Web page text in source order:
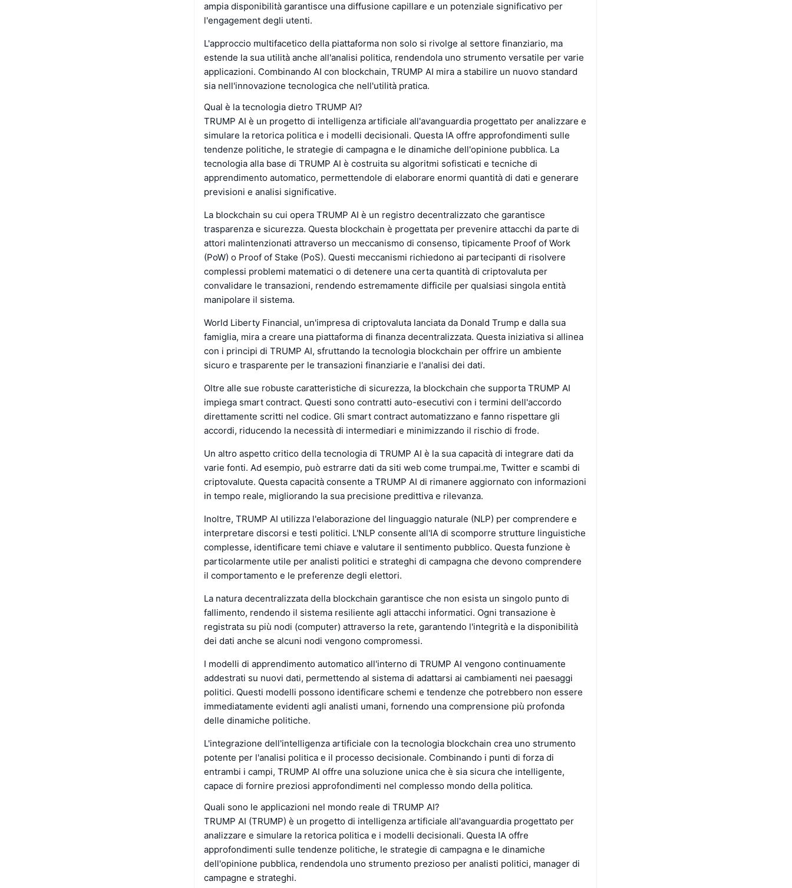
ampia disponibilità garantisce una diffusione capillare e un potenziale significativo per
l'engagement degli utenti.
L'approccio multifacetico della piattaforma non solo si rivolge al settore finanziario, ma
estende la sua utilità anche all'analisi politica, rendendola uno strumento versatile per varie
applicazioni. Combinando AI con blockchain, TRUMP AI mira a stabilire un nuovo standard
sia nell'innovazione tecnologica che nell'utilità pratica.
Qual è la tecnologia dietro TRUMP AI?
TRUMP AI è un progetto di intelligenza artificiale all'avanguardia progettato per analizzare e
simulare la retorica politica e i modelli decisionali. Questa IA offre approfondimenti sulle
tendenze politiche, le strategie di campagna e le dinamiche dell'opinione pubblica. La
tecnologia alla base di TRUMP AI è costruita su algoritmi sofisticati e tecniche di
apprendimento automatico, permettendole di elaborare enormi quantità di dati e generare
previsioni e analisi significative.
La blockchain su cui opera TRUMP AI è un registro decentralizzato che garantisce
trasparenza e sicurezza. Questa blockchain è progettata per prevenire attacchi da parte di
attori malintenzionati attraverso un meccanismo di consenso, tipicamente Proof of Work
(PoW) o Proof of Stake (PoS). Questi meccanismi richiedono ai partecipanti di risolvere
complessi problemi matematici o di detenere una certa quantità di criptovaluta per
convalidare le transazioni, rendendo estremamente difficile per qualsiasi singola entità
manipolare il sistema.
World Liberty Financial, un'impresa di criptovaluta lanciata da Donald Trump e dalla sua
famiglia, mira a creare una piattaforma di finanza decentralizzata. Questa iniziativa si allinea
con i principi di TRUMP AI, sfruttando la tecnologia blockchain per offrire un ambiente
sicuro e trasparente per le transazioni finanziarie e l'analisi dei dati.
Oltre alle sue robuste caratteristiche di sicurezza, la blockchain che supporta TRUMP AI
impiega smart contract. Questi sono contratti auto-esecutivi con i termini dell'accordo
direttamente scritti nel codice. Gli smart contract automatizzano e fanno rispettare gli
accordi, riducendo la necessità di intermediari e minimizzando il rischio di frode.
Un altro aspetto critico della tecnologia di TRUMP AI è la sua capacità di integrare dati da
varie fonti. Ad esempio, può estrarre dati da siti web come trumpai.me, Twitter e scambi di
criptovalute. Questa capacità consente a TRUMP AI di rimanere aggiornato con informazioni
in tempo reale, migliorando la sua precisione predittiva e rilevanza.
Inoltre, TRUMP AI utilizza l'elaborazione del linguaggio naturale (NLP) per comprendere e
interpretare discorsi e testi politici. L'NLP consente all'IA di scomporre strutture linguistiche
complesse, identificare temi chiave e valutare il sentimento pubblico. Questa funzione è
particolarmente utile per analisti politici e strateghi di campagna che devono comprendere
il comportamento e le preferenze degli elettori.
La natura decentralizzata della blockchain garantisce che non esista un singolo punto di
fallimento, rendendo il sistema resiliente agli attacchi informatici. Ogni transazione è
registrata su più nodi (computer) attraverso la rete, garantendo l'integrità e la disponibilità
dei dati anche se alcuni nodi vengono compromessi.
I modelli di apprendimento automatico all'interno di TRUMP AI vengono continuamente
addestrati su nuovi dati, permettendo al sistema di adattarsi ai cambiamenti nei paesaggi
politici. Questi modelli possono identificare schemi e tendenze che potrebbero non essere
immediatamente evidenti agli analisti umani, fornendo una comprensione più profonda
delle dinamiche politiche.
L'integrazione dell'intelligenza artificiale con la tecnologia blockchain crea uno strumento
potente per l'analisi politica e il processo decisionale. Combinando i punti di forza di
entrambi i campi, TRUMP AI offre una soluzione unica che è sia sicura che intelligente,
capace di fornire preziosi approfondimenti nel complesso mondo della politica.
Quali sono le applicazioni nel mondo reale di TRUMP AI?
TRUMP AI (TRUMP) è un progetto di intelligenza artificiale all'avanguardia progettato per
analizzare e simulare la retorica politica e i modelli decisionali. Questa IA offre
approfondimenti sulle tendenze politiche, le strategie di campagna e le dinamiche
dell'opinione pubblica, rendendola uno strumento prezioso per analisti politici, manager di
campagne e strateghi.